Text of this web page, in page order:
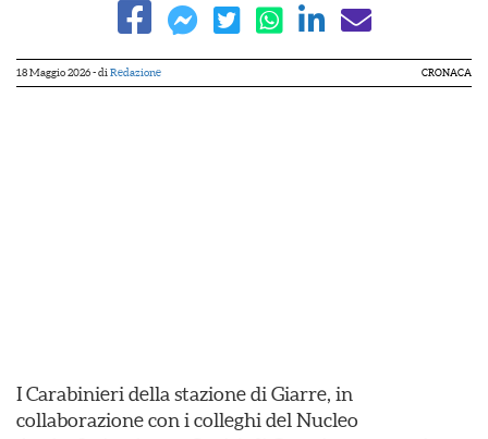
18 Maggio 2026- di Redazione CRONACA
I Carabinieri della stazione di Giarre, in
collaborazione con i colleghi del Nucleo